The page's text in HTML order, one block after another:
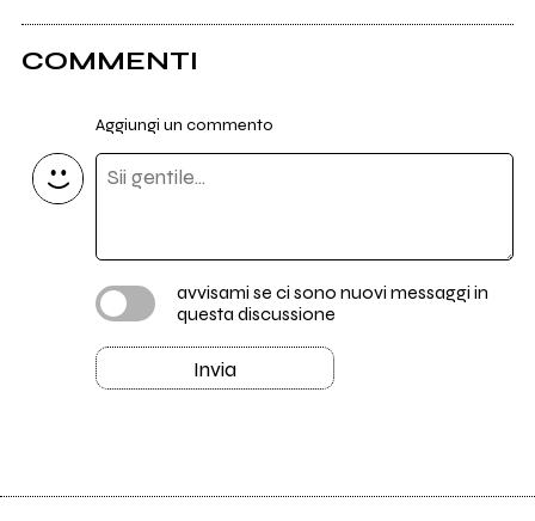
COMMENTI
Aggiungi un commento
avvisami se ci sono nuovi messaggi in
questa discussione
Invia